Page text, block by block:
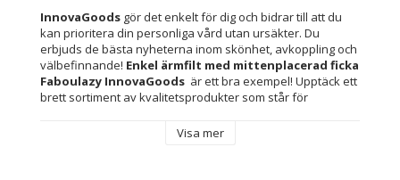
InnovaGoods gör det enkelt för dig och bidrar till att du
kan prioritera din personliga vård utan ursäkter. Du
erbjuds de bästa nyheterna inom skönhet, avkoppling och
välbefinnande! Enkel ärmfilt med mittenplacerad ficka
Faboulazy InnovaGoods är ett bra exempel! Upptäck ett
brett sortiment av kvalitetsprodukter som står för
Visa mer